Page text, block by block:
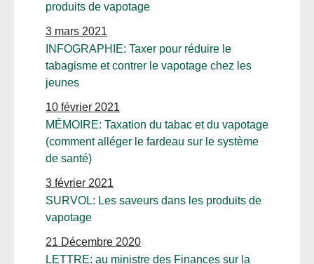
produits de vapotage
3 mars 2021
INFOGRAPHIE: Taxer pour réduire le
tabagisme et contrer le vapotage chez les
jeunes
10 février 2021
MÉMOIRE: Taxation du tabac et du vapotage
(comment alléger le fardeau sur le système
de santé)
3 février 2021
SURVOL: Les saveurs dans les produits de
vapotage
21 Décembre 2020
LETTRE: au ministre des Finances sur la